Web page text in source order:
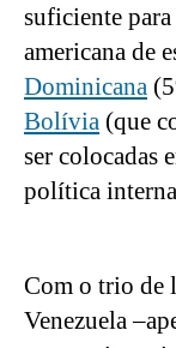
suficiente
americana de
Dominicana
Bolívia (que
ser colocadas
política
Com o trio de
Venezuela